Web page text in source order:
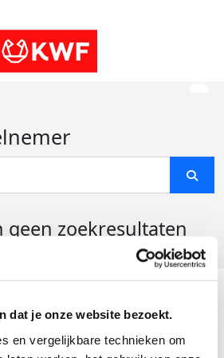
dat je onze website bezoekt.
en vergelijkbare technieken om
geen zoekresultaten